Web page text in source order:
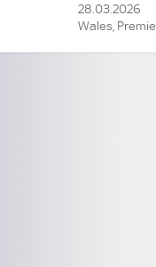
28.03.2026
Wales,